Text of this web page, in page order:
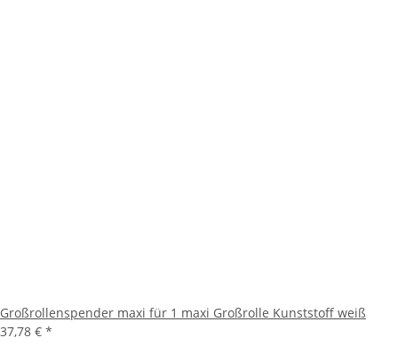
Großrollenspender maxi für 1 maxi Großrolle Kunststoff weiß
37,78 € *